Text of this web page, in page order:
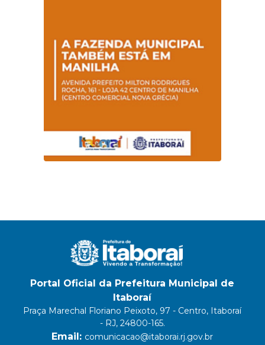
Magalhães Seabra
Portal Oficial da Prefeitura Municipal de
Itaboraí
Praça Marechal Floriano Peixoto, 97 - Centro, Itaboraí
- RJ, 24800-165.
Email: comunicacao@itaborai.rj.gov.br